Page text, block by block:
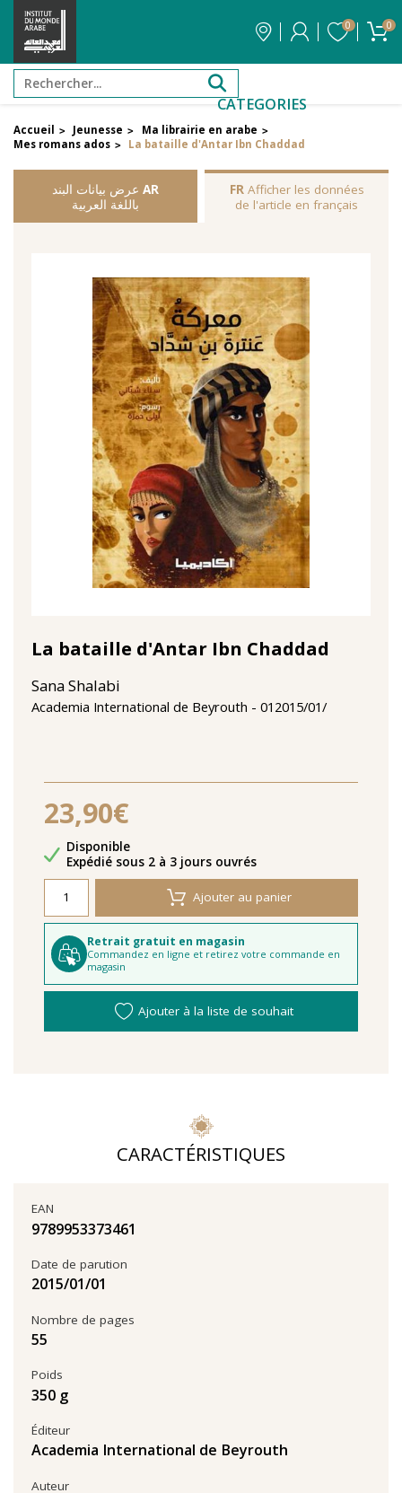
0 0
CATEGORIES
Accueil > Jeunesse > Ma librairie en arabe >
Mes romans ados > La bataille d'Antar Ibn Chaddad
AR عرض بيانات البند
باللغة العربية
FRAfficher les données
de l'article en français
La bataille d'Antar Ibn Chaddad
Sana Shalabi
Academia International de Beyrouth 01‏/01‏/2015
23,90€
Disponibilité
Disponible
Délais de livraison
Expédié sous 2 à 3 jours ouvrés
Ajouter au panier
Retrait gratuit en magasin
Commandez en ligne et retirez votre commande en
magasin
Ajouter à la liste de souhait
CARACTÉRISTIQUES
EAN
9789953373461
Date de parution
01‏/01‏/2015
Poids
350 g
Auteur
Éditeur
Academia International de Beyrouth
Nombre de pages
55